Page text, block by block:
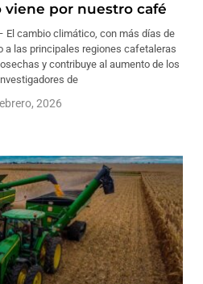
por nuestro café
El cambio climático, con más días de
a las principales regiones cafetaleras
y contribuye al aumento de los
de
2026